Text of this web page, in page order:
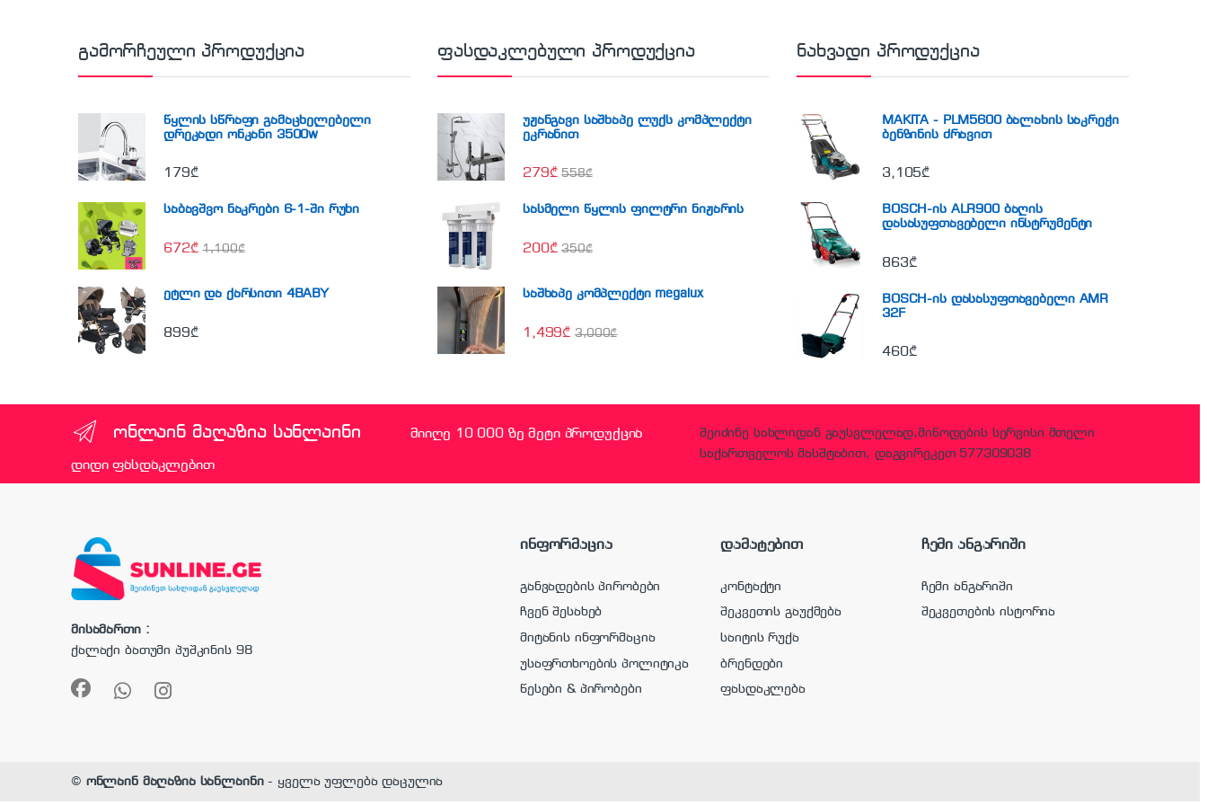
გამორჩეული პროდუქცია
წყლის სწრაფი გამაცხელებელი
დრეკადი ონკანი 3500w
179₾
საბავშვო ნაკრები 6-1-ში რუხი
672₾ 1,100₾
ეტლი და ქარსითი 4BABY
899₾
ფასდაკლებული პროდუქცია
უჟანგავი საშხაპე ლუქს კომპლექტი
ეკრანით
279₾ 558₾
სასმელი წყლის ფილტრი ნიჟარის
200₾ 350₾
საშხაპე კომპლექტი megalux
1,499₾ 3,000₾
ნახვადი პროდუქცია
MAKITA - PLM5600 ბალახის საკრეჭი
ბენზინის ძრავით
3,105₾
BOSCH-ის ALR900 ბაღის
დასასუფთავებელი ინსტრუმენტი
863₾
BOSCH-ის დასასუფთავებელი AMR
32F
460₾
ონლაინ მაღაზია სანლაინი მიიღე 10 000 ზე მეტი პროდუქცია
დიდი ფასდაკლებით
შეიძინე სახლიდან გაუსვლელად,მიწოდების სერვისი მთელი
საქართველოს მასშტაბით, დაგვირეკეთ 577309038
მისამართი :
ქალაქი ბათუმი პუშკინის 98
ინფორმაცია
განვადების პირობები
ჩვენ შესახებ
მიტანის ინფორმაცია
უსაფრთხოების პოლიტიკა
წესები & პირობები
დამატებით
კონტაქტი
შეკვეთის გაუქმება
საიტის რუქა
ბრენდები
ფასდაკლება
ჩემი ანგარიში
ჩემი ანგარიში
შეკვეთების ისტორია
© ონლაინ მაღაზია სანლაინი- ყველა უფლება დაცულია